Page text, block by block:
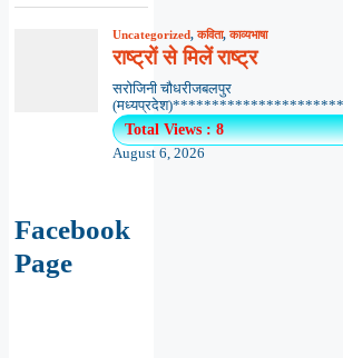
Uncategorized,कविता,काव्यभाषा
राष्ट्रों से मिलें राष्ट्र
सरोजिनी चौधरीजबलपुर
Total Views : 8
August 6, 2026
Facebook
Page